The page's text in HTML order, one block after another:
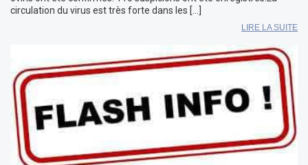
circulation du virus est très forte dans les […]
LIRE LA SUITE